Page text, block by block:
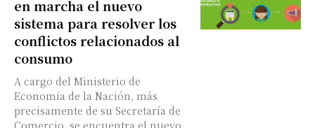
en marcha el nuevo
sistema para resolver los
conflictos relacionados al
consumo
A cargo del Ministerio de
Economía de la Nación, más
precisamente de su Secretaría de
Comercio, se encuentra el nuevo